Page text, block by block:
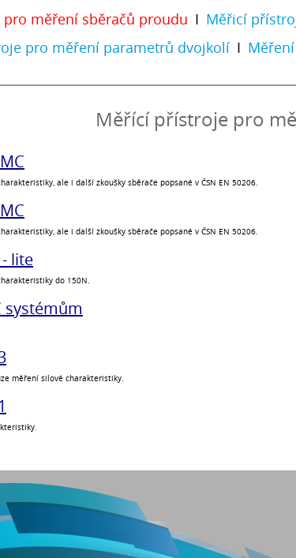
měření sběračů proudu I Měřicí
pro měření parametrů dvojkolí I
Měřící přístroje pro
ale i další zkoušky sběrače popsané v ČSN EN 50206.
ale i další zkoušky sběrače popsané v ČSN EN 50206.
lite
do 150N.
systémům
měření silové charakteristiky.